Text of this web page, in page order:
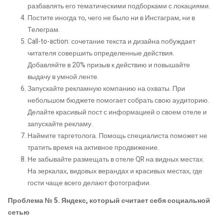
разбавлять его тематическими подборками с локациями.
Постите иногда то, чего не было ни в Инстаграм, ни в
Телеграм.
Call-to-action: сочетание текста и дизайна побуждает
читателя совершить определенные действия.
Добавляйте в 20% призыв к действию и повышайте
выдачу в умной ленте.
Запускайте рекламную компанию на охваты. При
небольшом бюджете помогает собрать свою аудиторию.
Делайте красивый пост с информацией о своем отеле и
запускайте рекламу.
Наймите таргетолога. Помощь специалиста поможет не
тратить время на активное продвижение.
Не забывайте размещать в отеле QR на видных местах.
На зеркалах, видовых верандах и красивых местах, где
гости чаще всего делают фотографии.
Проблема № 5. Яндекс, который считает себя социальной
сетью